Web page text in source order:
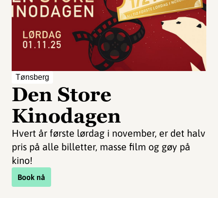
Tønsberg
Den Store
Kinodagen
Hvert år første lørdag i november, er det halv
pris på alle billetter, masse film og gøy på
kino!
Book nå